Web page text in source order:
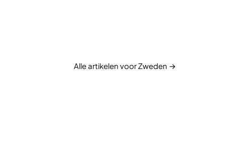
Alle artikelen voor Zweden →